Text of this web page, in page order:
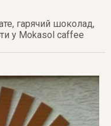
гарячий шоколад,
у Mokasol caffee